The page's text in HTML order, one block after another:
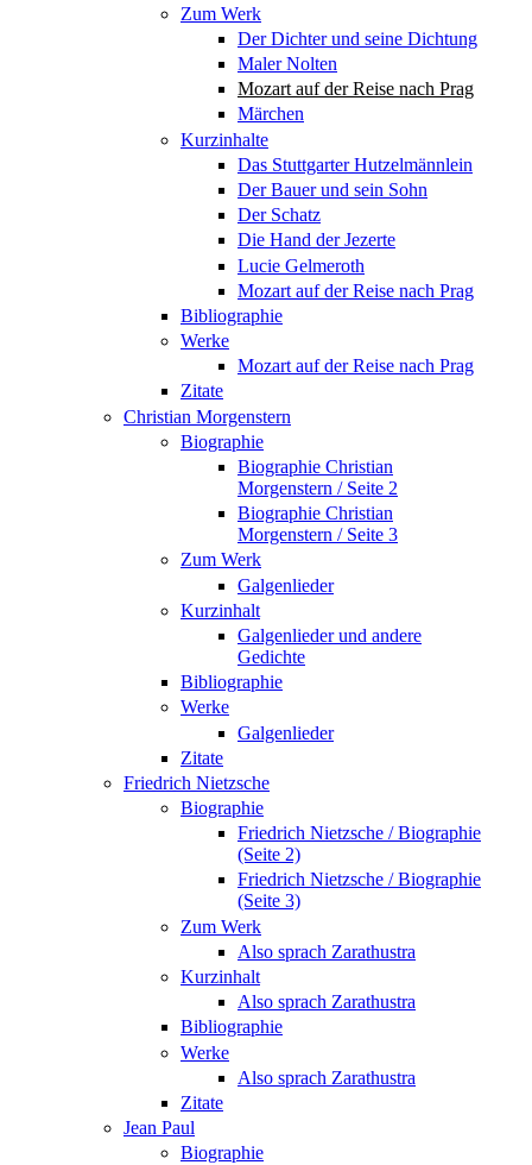
Zum Werk
Der Dichter und seine Dichtung
Maler Nolten
Mozart auf der Reise nach Prag
Märchen
Kurzinhalte
Das Stuttgarter Hutzelmännlein
Der Bauer und sein Sohn
Der Schatz
Die Hand der Jezerte
Lucie Gelmeroth
Mozart auf der Reise nach Prag
Bibliographie
Werke
Mozart auf der Reise nach Prag
Zitate
Christian Morgenstern
Biographie
Biographie Christian
Morgenstern / Seite 2
Biographie Christian
Morgenstern / Seite 3
Zum Werk
Galgenlieder
Kurzinhalt
Galgenlieder und andere
Gedichte
Bibliographie
Werke
Galgenlieder
Zitate
Friedrich Nietzsche
Biographie
Friedrich Nietzsche / Biographie
(Seite 2)
Friedrich Nietzsche / Biographie
(Seite 3)
Zum Werk
Also sprach Zarathustra
Kurzinhalt
Also sprach Zarathustra
Bibliographie
Werke
Also sprach Zarathustra
Zitate
Jean Paul
Biographie